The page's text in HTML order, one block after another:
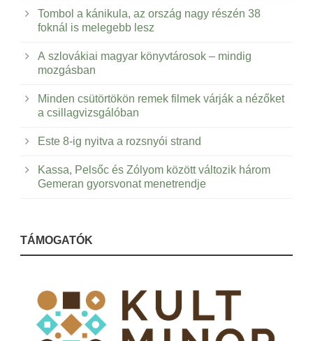
Tombol a kánikula, az ország nagy részén 38
foknál is melegebb lesz
A szlovákiai magyar könyvtárosok – mindig
mozgásban
Minden csütörtökön remek filmek várják a nézőket
a csillagvizsgálóban
Este 8-ig nyitva a rozsnyói strand
Kassa, Pelsőc és Zólyom között változik három
Gemeran gyorsvonat menetrendje
TÁMOGATÓK